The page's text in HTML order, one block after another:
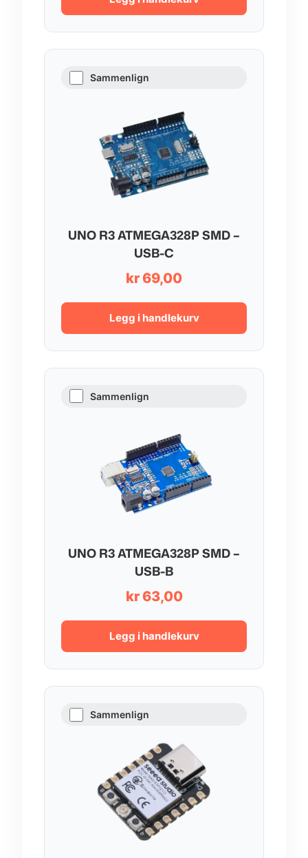
kr 167,00
Sammenlign
UNO R3 ATMEGA328P SMD –
USB-C
kr 69,00
Legg i handlekurv
Sammenlign
UNO R3 ATMEGA328P SMD –
USB-B
kr63,00
Legg i handlekurv
Sammenlign